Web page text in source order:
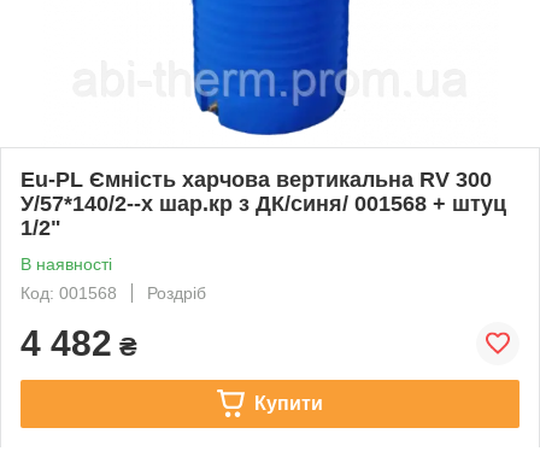
Eu-PL Ємність харчова вертикальна RV 300
У/57*140/2--х шар.кр з ДК/синя/ 001568 + штуц
1/2"
В наявності
Код: 001568
Роздріб
4 482 ₴
Купити